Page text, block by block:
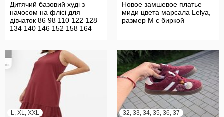
Дитячий базовий худі з
начосом на флісі для
дівчаток 86 98 110 122 128
134 140 146 152 158 164
Новое замшевое платье
миди цвета марсала Lelya,
размер М с биркой
L, XL, XXL 32, 33, 34, 35, 36, 37